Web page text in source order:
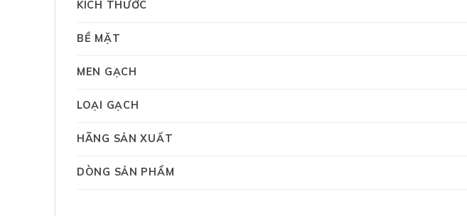
KÍCH THƯỚC
BỀ MẶT
MEN GẠCH
LOẠI GẠCH
HÃNG SẢN XUẤT
DÒNG SẢN PHẨM